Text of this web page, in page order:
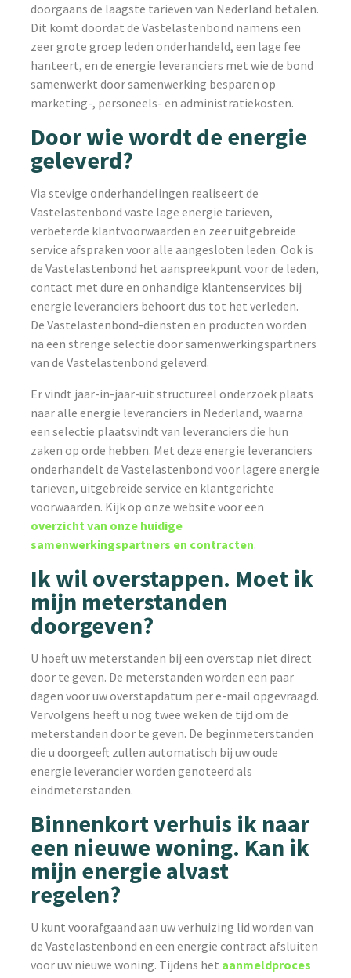
doorgaans de laagste tarieven van Nederland betalen.
Dit komt doordat de Vastelastenbond namens een
zeer grote groep leden onderhandeld, een lage fee
hanteert, en de energie leveranciers met wie de bond
samenwerkt door samenwerking besparen op
marketing-, personeels- en administratiekosten.
Door wie wordt de energie
geleverd?
Via stevige onderhandelingen realiseert de
Vastelastenbond vaste lage energie tarieven,
verbeterde klantvoorwaarden en zeer uitgebreide
service afspraken voor alle aangesloten leden. Ook is
de Vastelastenbond het aanspreekpunt voor de leden,
contact met dure en onhandige klantenservices bij
energie leveranciers behoort dus tot het verleden.
De Vastelastenbond-diensten en producten worden
na een strenge selectie door samenwerkingspartners
van de Vastelastenbond geleverd.
Er vindt jaar-in-jaar-uit structureel onderzoek plaats
naar alle energie leveranciers in Nederland, waarna
een selectie plaatsvindt van leveranciers die hun
zaken op orde hebben. Met deze energie leveranciers
onderhandelt de Vastelastenbond voor lagere energie
tarieven, uitgebreide service en klantgerichte
voorwaarden. Kijk op onze website voor een
overzicht van onze huidige
samenwerkingspartners en contracten.
Ik wil overstappen. Moet ik
mijn meterstanden
doorgeven?
U hoeft uw meterstanden bij een overstap niet direct
door te geven. De meterstanden worden een paar
dagen voor uw overstapdatum per e-mail opgevraagd.
Vervolgens heeft u nog twee weken de tijd om de
meterstanden door te geven. De beginmeterstanden
die u doorgeeft zullen automatisch bij uw oude
energie leverancier worden genoteerd als
eindmeterstanden.
Binnenkort verhuis ik naar
een nieuwe woning. Kan ik
mijn energie alvast
regelen?
U kunt voorafgaand aan uw verhuizing lid worden van
de Vastelastenbond en een energie contract afsluiten
voor uw nieuwe woning. Tijdens het aanmeldproces